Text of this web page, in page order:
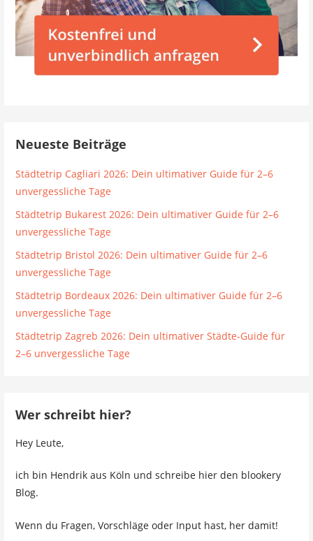
Neueste Beiträge
Städtetrip Cagliari 2026: Dein ultimativer Guide für 2–6
unvergessliche Tage
Städtetrip Bukarest 2026: Dein ultimativer Guide für 2–6
unvergessliche Tage
Städtetrip Bristol 2026: Dein ultimativer Guide für 2–6
unvergessliche Tage
Städtetrip Bordeaux 2026: Dein ultimativer Guide für 2–6
unvergessliche Tage
Städtetrip Zagreb 2026: Dein ultimativer Städte-Guide für
2–6 unvergessliche Tage
Wer schreibt hier?
Hey Leute,
ich bin Hendrik aus Köln und schreibe hier den blookery
Blog.
Wenn du Fragen, Vorschläge oder Input hast, her damit!